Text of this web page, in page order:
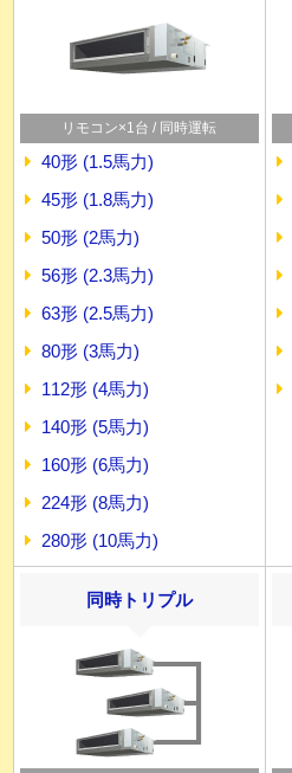
リモコン×1台 / 同時運転
40形 (1.5馬力)
45形 (1.8馬力)
50形 (2馬力)
56形 (2.3馬力)
63形 (2.5馬力)
80形 (3馬力)
112形 (4馬力)
140形 (5馬力)
160形 (6馬力)
224形 (8馬力)
280形 (10馬力)
同時トリプル